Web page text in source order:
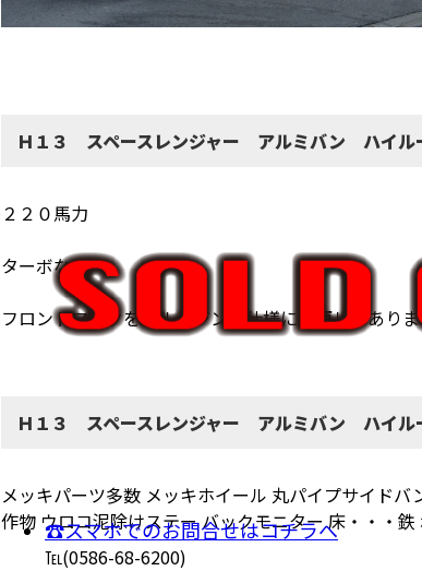
Ｈ１３ スペースレンジャー アルミバン ハイル
２２０馬力
ターボなし
フロントマスクをクルージング仕様に変更してあり
Ｈ１３ スペースレンジャー アルミバン ハイル
メッキパーツ多数 メッキホイール 丸パイプサイド
作物 ウロコ泥除けステー バックモニター 床・・・
☎スマホでのお問合せはコチラへ
℡(0586-68-6200)